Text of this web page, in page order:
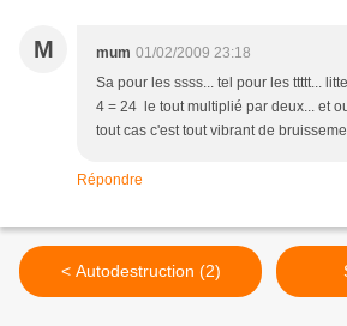
M mum 01/02/2009 23:18
Sa pour les ssss... tel pour les ttttt...
4 = 24 le tout multiplié par deux... et
tout cas c'est tout vibrant de
Répondre
< Autodestruction (2)